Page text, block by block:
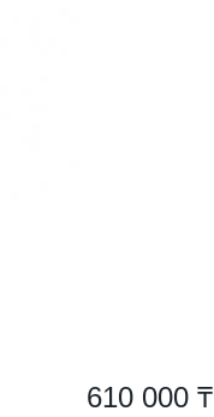
610 000 ₸